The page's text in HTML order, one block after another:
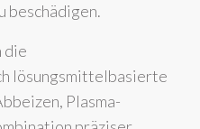
beschädigen.
die
lösungsmittelbasierte
Plasma-